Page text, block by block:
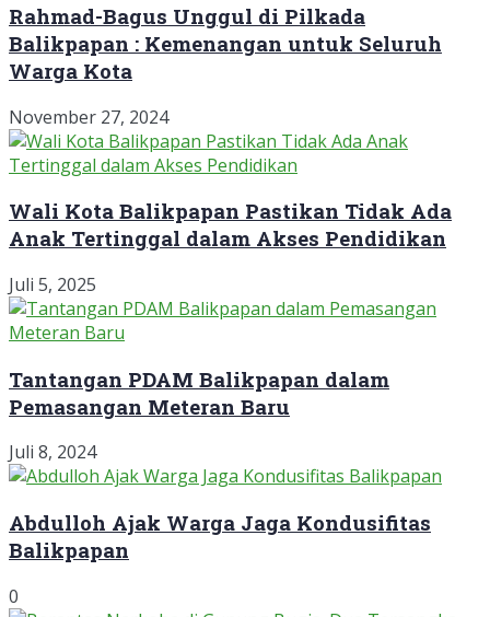
Rahmad-Bagus Unggul di Pilkada
Balikpapan : Kemenangan untuk Seluruh
Warga Kota
November 27, 2024
Wali Kota Balikpapan Pastikan Tidak Ada
Anak Tertinggal dalam Akses Pendidikan
Juli 5, 2025
Tantangan PDAM Balikpapan dalam
Pemasangan Meteran Baru
Juli 8, 2024
Abdulloh Ajak Warga Jaga Kondusifitas
Balikpapan
0